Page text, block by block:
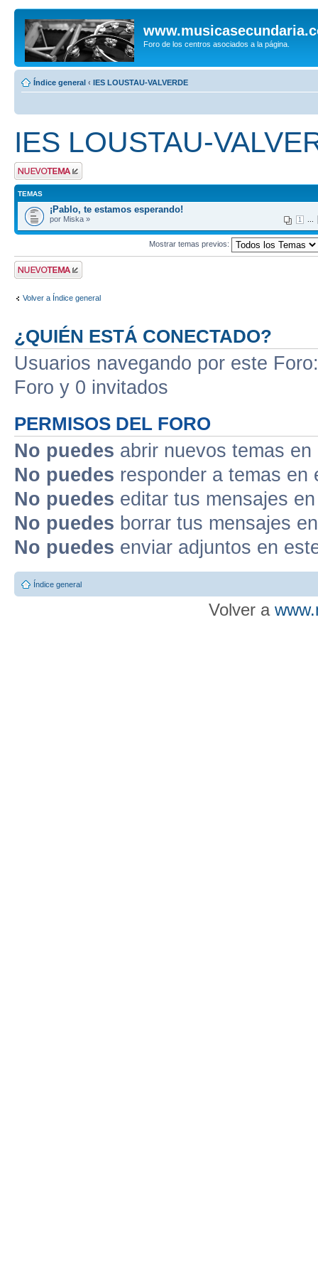
Foro de los centros asociados a la página.
Índice general ‹ IES LOUSTAU-VALVERDE
IES LOUSTAU-
Publicar un nuevo
tema
TEMAS
¡Pablo, te estamos esperando!
1
por Miska »
Mostrar temas previos:
Publicar un nuevo
tema
Volver a Índice general
¿QUIÉN ESTÁ CONECTADO?
Usuarios navegando por este
Foro y 0 invitados
PERMISOS DEL FORO
No puedes abrir nuevos temas
No puedes responder a temas en
No puedes editar tus mensajes
No puedes borrar tus mensajes
No puedes enviar adjuntos en
Índice general
Volver a